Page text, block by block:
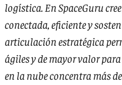
logística. En SpaceGuru
conectada, eficiente y
articulación estratégica
ágiles y de mayor valor
en la nube concentra más